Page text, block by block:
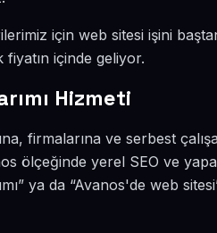
için web sitesi işini
fiyatın içinde geliyor.
Hizmeti
firmalarına ve serbest
ölçeğinde yerel SEO ve
ya da “Avanos'de web